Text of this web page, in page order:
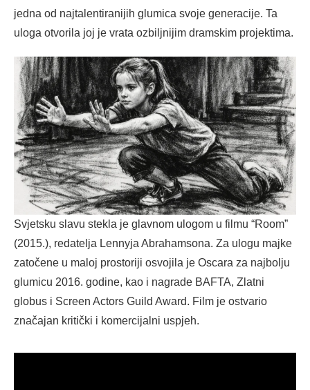
jedna od najtalentiranijih glumica svoje generacije. Ta
uloga otvorila joj je vrata ozbiljnijim dramskim projektima.
Svjetsku slavu stekla je glavnom ulogom u filmu “Room”
(2015.), redatelja Lennyja Abrahamsona. Za ulogu majke
zatočene u maloj prostoriji osvojila je Oscara za najbolju
glumicu 2016. godine, kao i nagrade BAFTA, Zlatni
globus i Screen Actors Guild Award. Film je ostvario
značajan kritički i komercijalni uspjeh.